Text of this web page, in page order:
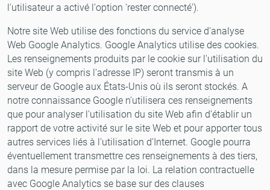
l'utilisateur a activé l'option 'rester connecté').
Notre site Web utilise des fonctions du service d'analyse
Web Google Analytics. Google Analytics utilise des cookies.
Les renseignements produits par le cookie sur l'utilisation du
site Web (y compris l'adresse IP) seront transmis à un
serveur de Google aux États-Unis où ils seront stockés. A
notre connaissance Google n'utilisera ces renseignements
que pour analyser l'utilisation du site Web afin d'établir un
rapport de votre activité sur le site Web et pour apporter tous
autres services liés à l'utilisation d'Internet. Google pourra
éventuellement transmettre ces renseignements à des tiers,
dans la mesure permise par la loi. La relation contractuelle
avec Google Analytics se base sur des clauses